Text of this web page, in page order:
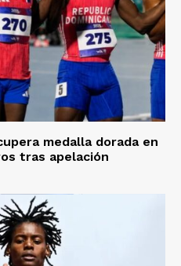
medalla dorada en
tras apelación